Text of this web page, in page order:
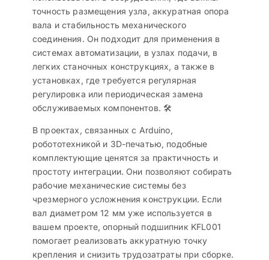
точность размещения узла, аккуратная опора
вала и стабильность механического
соединения. Он подходит для применения в
системах автоматизации, в узлах подачи, в
легких станочных конструкциях, а также в
установках, где требуется регулярная
регулировка или периодическая замена
обслуживаемых компонентов. 🛠️
В проектах, связанных с Arduino,
робототехникой и 3D-печатью, подобные
комплектующие ценятся за практичность и
простоту интеграции. Они позволяют собирать
рабочие механические системы без
чрезмерного усложнения конструкции. Если
вал диаметром 12 мм уже используется в
вашем проекте, опорный подшипник KFL001
помогает реализовать аккуратную точку
крепления и снизить трудозатраты при сборке.